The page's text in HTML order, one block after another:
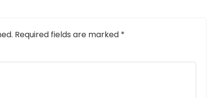
Required fields are marked *